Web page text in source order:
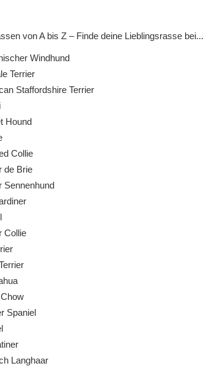
von A bis Z – Finde deine Lieblingsrasse bei...
Windhund
Terrier
Staffordshire Terrier
Hound
Collie
de Brie
Sennenhund
Collie
Spaniel
Langhaar